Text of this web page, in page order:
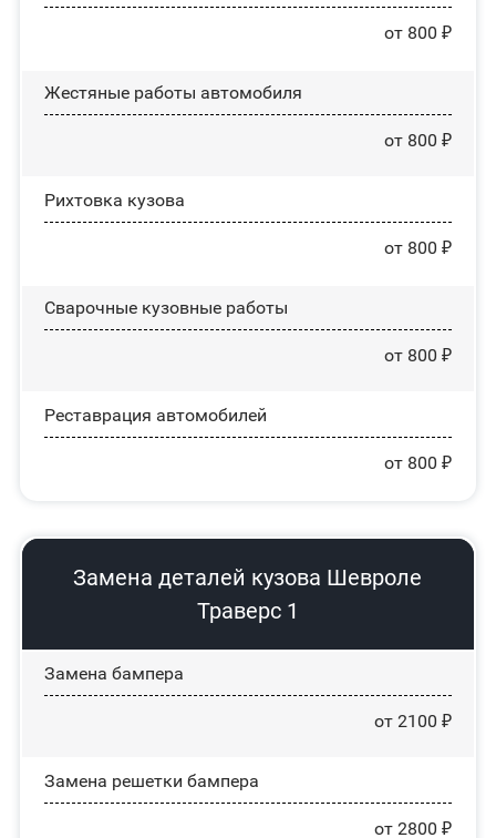
от 800 ₽
Жестяные работы автомобиля
от 800 ₽
Рихтовка кузова
от 800 ₽
Сварочные кузовные работы
от 800 ₽
Реставрация автомобилей
от 800 ₽
Замена деталей кузова Шевроле
Траверс 1
Замена бампера
от 2100 ₽
Замена решетки бампера
от 2800 ₽